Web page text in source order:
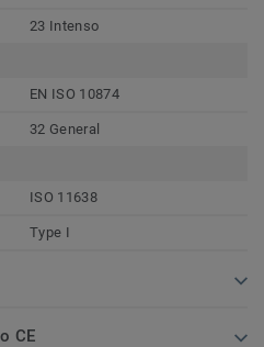
23 Intenso
EN ISO 10874
32 General
ISO 11638
Type I
CE